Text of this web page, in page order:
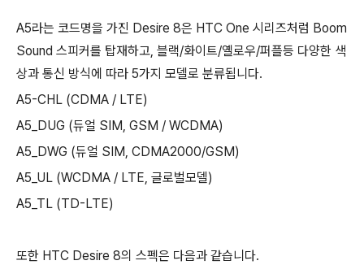
A5라는 코드명을 가진 Desire 8은 HTC One 시리즈처럼 Boom
Sound 스피커를 탑재하고, 블랙/화이트/옐로우/퍼플등 다양한 색
상과 통신 방식에 따라 5가지 모델로 분류됩니다.
A5-CHL (CDMA / LTE)
A5_DUG (듀얼 SIM, GSM / WCDMA)
A5_DWG (듀얼 SIM, CDMA2000/GSM)
A5_UL (WCDMA / LTE, 글로벌모델)
A5_TL (TD-LTE)
또한 HTC Desire 8의 스펙은 다음과 같습니다.